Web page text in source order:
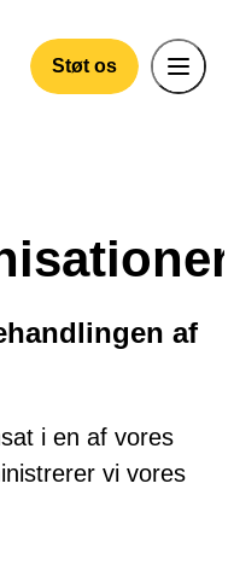
Støt os
af
i en af vores
vi vores